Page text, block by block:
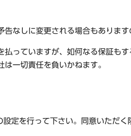
なしに変更される場合もあります
っていますが、如何なる保証もす
一切責任を負いかねます。
を行って下さい。同意いただく